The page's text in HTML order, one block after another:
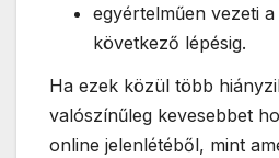
egyértelműen vezeti
következő lépésig.
Ha ezek közül több
valószínűleg kevesebbet
online jelenlétéből, mint